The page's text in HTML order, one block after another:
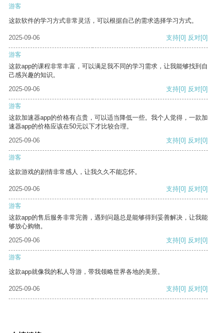
游客
这款软件的学习方式非常灵活，可以根据自己的需求选择学习方式。
2025-09-06 支持[0] 反对[0]
游客
这款app的课程非常丰富，可以满足我不同的学习需求，让我能够找到自
己感兴趣的知识。
2025-09-06
支持[0] 反对[0]
游客
这款加速器app的价格有点贵，可以适当降低一些。我个人觉得，一款加
速器app的价格应该在50元以下才比较合理。
2025-09-06
支持[0] 反对[0]
游客
这款游戏的剧情非常感人，让我久久不能忘怀。
2025-09-06 支持[0] 反对[0]
游客
这款app的售后服务非常完善，遇到问题总是能够得到妥善解决，让我能
够放心购物。
2025-09-06
支持[0] 反对[0]
游客
这款app就像我的私人导游，带我领略世界各地的美景。
2025-09-06 支持[0] 反对[0]